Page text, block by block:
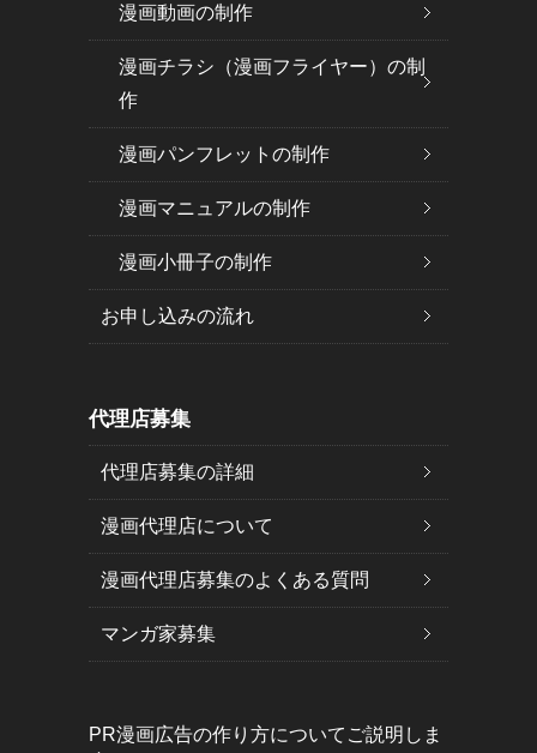
漫画動画の制作
漫画チラシ（漫画フライヤー）の制
作
漫画パンフレットの制作
漫画マニュアルの制作
漫画小冊子の制作
お申し込みの流れ
代理店募集
代理店募集の詳細
漫画代理店について
漫画代理店募集のよくある質問
マンガ家募集
PR漫画広告の作り方についてご説明しま